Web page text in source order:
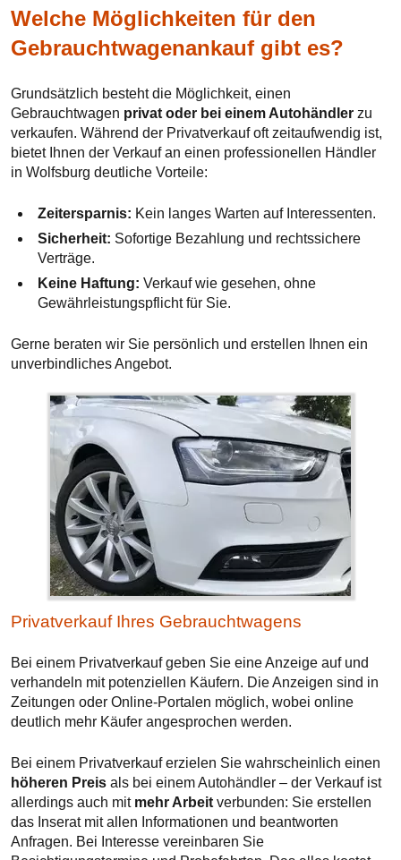
Welche Möglichkeiten für den
Gebrauchtwagenankauf gibt es?
Grundsätzlich besteht die Möglichkeit, einen
Gebrauchtwagen privat oder bei einem Autohändler zu
verkaufen. Während der Privatverkauf oft zeitaufwendig ist,
bietet Ihnen der Verkauf an einen professionellen Händler
in Wolfsburg deutliche Vorteile:
Zeitersparnis: Kein langes Warten auf Interessenten.
Sicherheit: Sofortige Bezahlung und rechtssichere
Verträge.
Keine Haftung: Verkauf wie gesehen, ohne
Gewährleistungspflicht für Sie.
Gerne beraten wir Sie persönlich und erstellen Ihnen ein
unverbindliches Angebot.
Privatverkauf Ihres Gebrauchtwagens
Bei einem Privatverkauf geben Sie eine Anzeige auf und
verhandeln mit potenziellen Käufern. Die Anzeigen sind in
Zeitungen oder Online-Portalen möglich, wobei online
deutlich mehr Käufer angesprochen werden.
Bei einem Privatverkauf erzielen Sie wahrscheinlich einen
höheren Preis als bei einem Autohändler – der Verkauf ist
allerdings auch mit mehr Arbeit verbunden: Sie erstellen
das Inserat mit allen Informationen und beantworten
Anfragen. Bei Interesse vereinbaren Sie